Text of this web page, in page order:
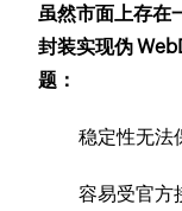
虽然市面上存在
封装实现伪
题：
稳定性无法
容易受官方